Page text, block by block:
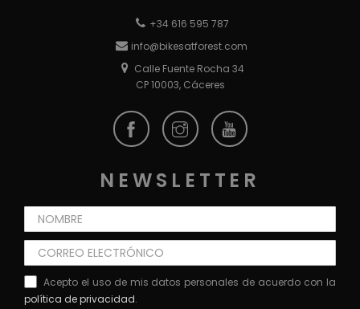
+34 616 595 787
info@bikesatforest.com
Calle Fuente Rocha 34
CP 10003, Cáceres
NEWSLETTER
Acepto el uso de mis datos personales de acuerdo con la
política de privacidad.